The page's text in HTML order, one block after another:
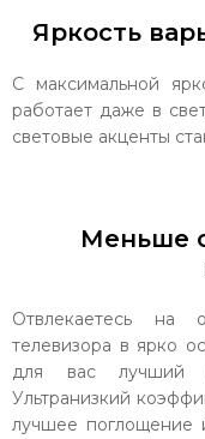
Яркость
С максимальной
работает даже в
световые акценты
Меньше
Отвлекаетесь на
телевизора в ярко
для вас лучший
Ультранизкий
лучшее поглощение